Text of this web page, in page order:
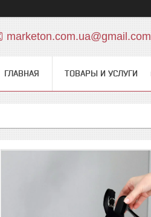
marketon.com.ua@gmail.com
ГЛАВНАЯ ТОВАРЫ И УСЛУГИ